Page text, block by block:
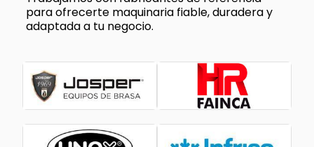
para ofrecerte maquinaria fiable, duradera y
adaptada a tu negocio.